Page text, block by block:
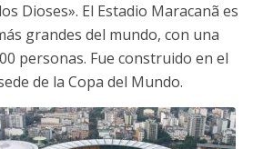
Dioses». El Estadio Maracanã es
grandes del mundo, con una
personas. Fue construido en el
de la Copa del Mundo.